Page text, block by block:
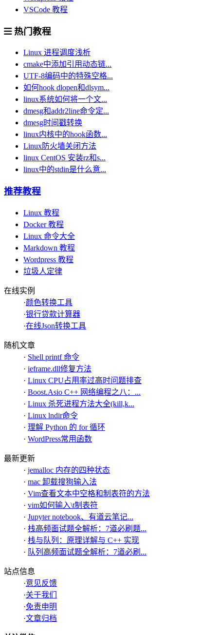
VSCode 教程
热门教程
Linux 进程调度浅析
cmake中添加引用动态链...
UTF-8编码中的特殊空格...
如何hook dlopen和dlsym...
linux系统如何将一个文...
dmesg和addr2line命令定...
dmesg时间戳转换
linux内核中的hook函数...
Linux防火墙关闭方法
linux CentOS 安装rz和s...
linux中的stdin是什么意...
推荐教程
Linux 教程
Docker 教程
Linux 命令大全
Markdown 教程
Wordpress 教程
垃圾人定律
在线实例
·颜色转换工具
·银行贷款计算器
·在线Json转换工具
随机文章
· Shell printf 命令
· ieframe.dll修复方法
· Linux CPU占用率过高时问题排查
· Boost.Asio C++ 网络编程之八：...
· Linux 杀死进程方法大全(kill,k...
· Linux lndir命令
· 理解 Python 的 for 循环
· WordPress常用函数
最新更新
· jemalloc 内存的四种状态
· mac 卸载搜狗输入法
· Vim查看文本中空格和制表符的方法
· vim如何输入\t制表符
· Jupyter notebook、有道云笔记...
· 栈高频面试题全解析：7道必刷题...
· 栈与队列：原理详解与 C++ 实现
· 队列高频面试题全解析：7道必刷...
站点信息
·意见反馈
·关于我们
·免责申明
·文章归档